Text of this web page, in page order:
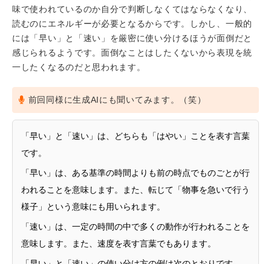
味で使われているのか自分で判断しなくてはならなくなり、
読むのにエネルギーが必要となるからです。しかし、一般的
には「早い」と「速い」を厳密に使い分けるほうが面倒だと
感じられるようです。面倒なことはしたくないから表現を統
一したくなるのだと思われます。
前回同様に生成AIにも聞いてみます。（笑）
「早い」と「速い」は、どちらも「はやい」ことを表す言葉
です。
「早い」は、ある基準の時間よりも前の時点でものごとが行
われることを意味します。また、転じて「物事を急いで行う
様子」という意味にも用いられます。
「速い」は、一定の時間の中で多くの動作が行われることを
意味します。また、速度を表す言葉でもあります。